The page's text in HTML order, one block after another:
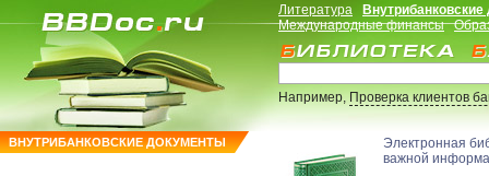
ВНУТРИБАНКОВСКИЕ ДОКУМЕНТЫ
Литература
Международные финансы
Например,Проверка клиентов
Электронная
важной